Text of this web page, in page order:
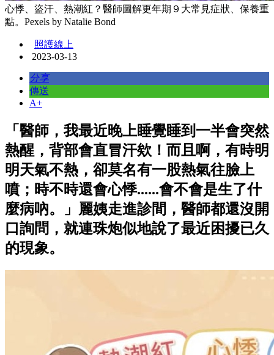
心悸、盜汗、熱潮紅？醫師圖解更年期９大常見症狀、保養重
點。Pexels by Natalie Bond
照護線上
2023-03-13
分享
傳送
A+
「醫師，我最近晚上睡覺睡到一半會突然
熱醒，背部會直冒汗欸！而且啊，有時明
明天氣不熱，卻莫名有一股熱氣往臉上
噴；時不時還會心悸......會不會是生了什
麼病吶。」麗姨走進診間，醫師都還沒開
口詢問，就連珠炮似地說了最近困擾已久
的現象。